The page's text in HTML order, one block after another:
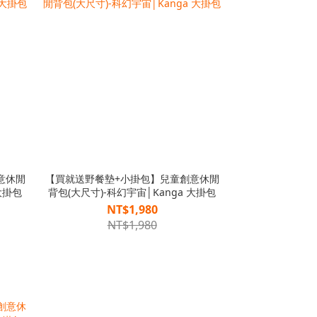
休閒
包
【買就送野餐墊+小掛包】兒童創意休閒
背包(大尺寸)-科幻宇宙│Kanga 大掛包
NT$1,980
NT$1,980